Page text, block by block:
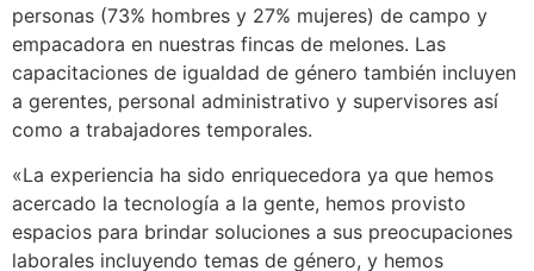
personas (73% hombres y 27% mujeres) de campo y
empacadora en nuestras fincas de melones. Las
capacitaciones de igualdad de género también incluyen
a gerentes, personal administrativo y supervisores así
como a trabajadores temporales.
«La experiencia ha sido enriquecedora ya que hemos
acercado la tecnología a la gente, hemos provisto
espacios para brindar soluciones a sus preocupaciones
laborales incluyendo temas de género, y hemos